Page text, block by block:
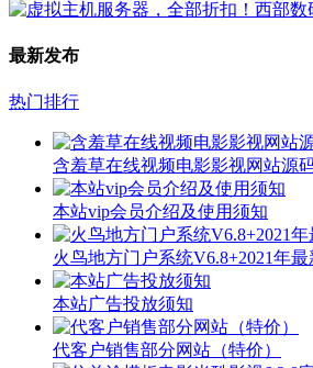
最新发布
热门排行
含羞草在线视频电影影视网站源
本站vip会员介绍及使用须知
火鸟地方门户系统V6.8+2021年
本站广告投放须知
代客户销售部分网站（特价）